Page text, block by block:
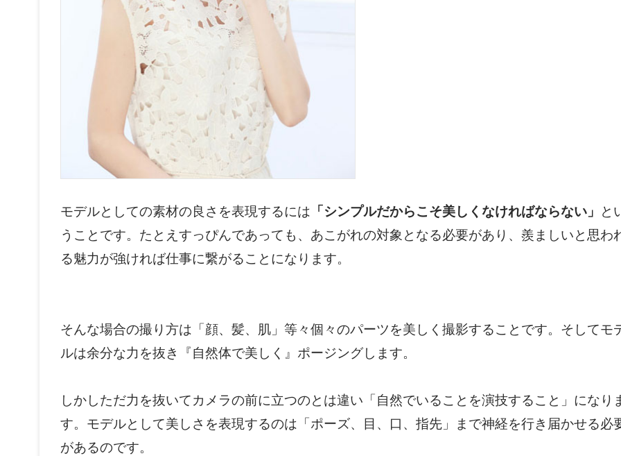
モデルとしての素材の良さを表現するには 「シンプルだからこそ美しくなければならない」
と
うことです。たとえすっぴんであっても、あこがれの対象となる必要があり、羨ましいと思わ
る魅力が強ければ仕事に繋がることになります。
そんな場合の撮り方は「顔、髪、肌」等々個々のパーツを美しく撮影することです。そしてモ
ルは余分な力を抜き『自然体で美しく』ポージングします。
しかしただ力を抜いてカメラの前に立つのとは違い「自然でいることを演技すること」になり
す。モデルとして美しさを表現するのは「ポーズ、目、口、指先」まで神経を行き届かせる必
があるのです。